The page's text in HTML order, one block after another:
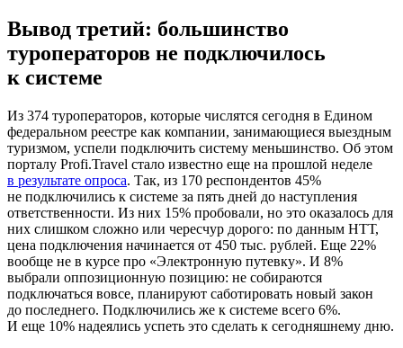
Вывод третий: большинство
туроператоров не подключилось
к системе
Из 374 туроператоров, которые числятся сегодня в Едином
федеральном реестре как компании, занимающиеся выездным
туризмом, успели подключить систему меньшинство. Об этом
порталу Profi.Travel стало известно еще на прошлой неделе
в результате опроса. Так, из 170 респондентов 45%
не подключились к системе за пять дней до наступления
ответственности. Из них 15% пробовали, но это оказалось для
них слишком сложно или чересчур дорого: по данным НТТ,
цена подключения начинается от 450 тыс. рублей. Еще 22%
вообще не в курсе про «Электронную путевку». И 8%
выбрали оппозиционную позицию: не собираются
подключаться вовсе, планируют саботировать новый закон
до последнего. Подключились же к системе всего 6%.
И еще 10% надеялись успеть это сделать к сегодняшнему дню.